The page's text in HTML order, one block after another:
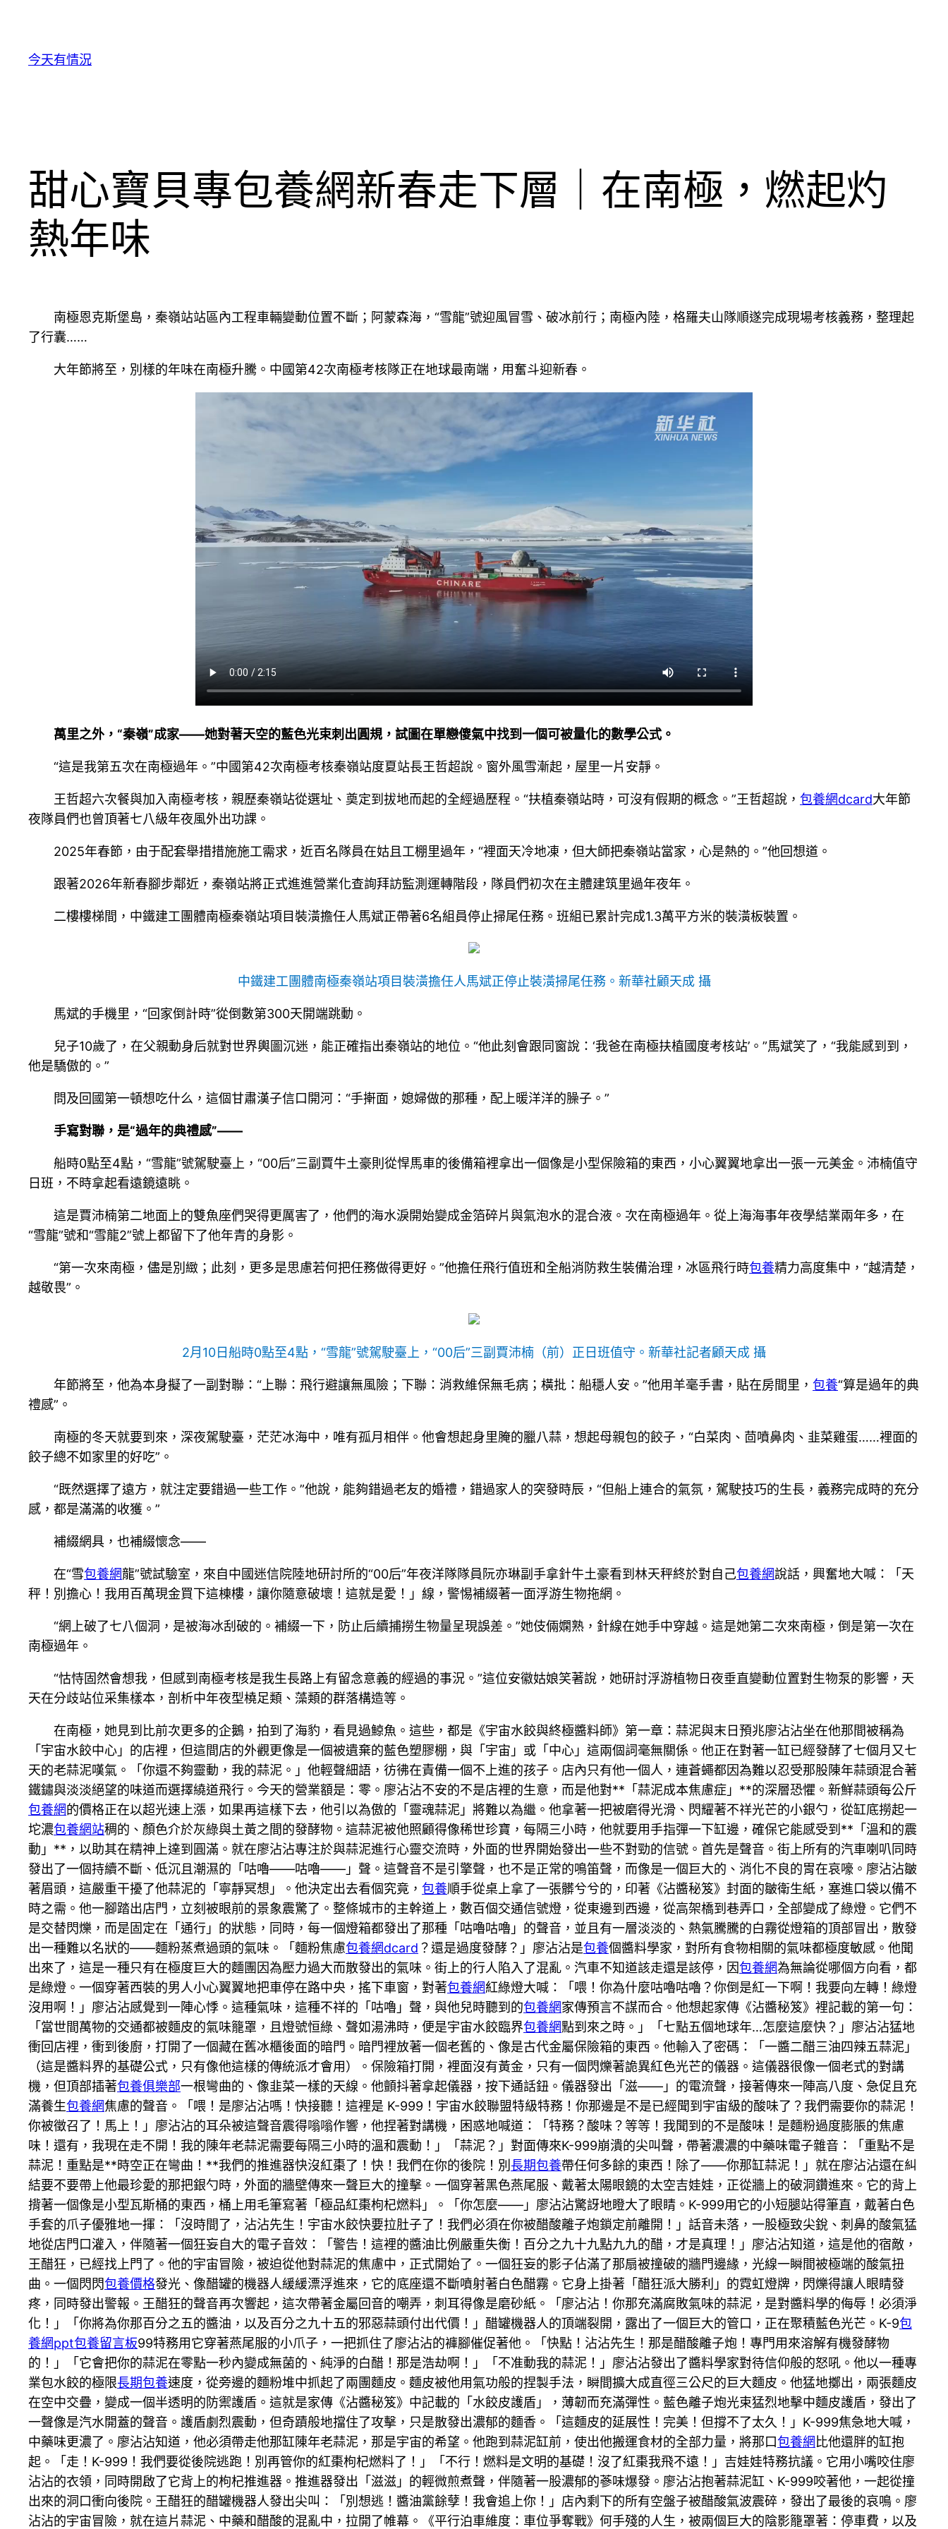
今天有情況
甜心寶貝專包養網新春走下層｜在南極，燃起灼
熱年味
南極恩克斯堡島，秦嶺站站區內工程車輛變動位置不斷；阿蒙森海，“雪龍”號迎風冒雪、破冰前行；南極內陸，格羅夫山隊順遂完成現場考核義務，整理起
了行囊……
大年節將至，別樣的年味在南極升騰。中國第42次南極考核隊正在地球最南端，用奮斗迎新春。
萬里之外，“秦嶺”成家——她對著天空的藍色光束刺出圓規，試圖在單戀傻氣中找到一個可被量化的數學公式。
“這是我第五次在南極過年。”中國第42次南極考核秦嶺站度夏站長王哲超說。窗外風雪漸起，屋里一片安靜。
王哲超六次餐與加入南極考核，親歷秦嶺站從選址、奠定到拔地而起的全經過歷程。“扶植秦嶺站時，可沒有假期的概念。”王哲超說， 包養網dcard大年節
夜隊員們也曾頂著七八級年夜風外出功課。
2025年春節，由于配套舉措措施施工需求，近百名隊員在姑且工棚里過年，“裡面天冷地凍，但大師把秦嶺站當家，心是熱的。”他回想道。
跟著2026年新春腳步鄰近，秦嶺站將正式進進營業化查詢拜訪監測運轉階段，隊員們初次在主體建筑里過年夜年。
二樓樓梯間，中鐵建工團體南極秦嶺站項目裝潢擔任人馬斌正帶著6名組員停止掃尾任務。班組已累計完成1.3萬平方米的裝潢板裝置。
中鐵建工團體南極秦嶺站項目裝潢擔任人馬斌正停止裝潢掃尾任務。新華社顧天成 攝
馬斌的手機里，“回家倒計時”從倒數第300天開端跳動。
兒子10歲了，在父親動身后就對世界輿圖沉迷，能正確指出秦嶺站的地位。“他此刻會跟同窗說：‘我爸在南極扶植國度考核站’。”馬斌笑了，“我能感到到，
他是驕傲的。”
問及回國第一頓想吃什么，這個甘肅漢子信口開河：“手搟面，媳婦做的那種，配上暖洋洋的臊子。”
手寫對聯，是“過年的典禮感”——
船時0點至4點，“雪龍”號駕駛臺上，“00后”三副賈牛土豪則從悍馬車的後備箱裡拿出一個像是小型保險箱的東西，小心翼翼地拿出一張一元美金。沛楠值守
日班，不時拿起看遠鏡遠眺。
這是賈沛楠第二地面上的雙魚座們哭得更厲害了，他們的海水淚開始變成金箔碎片與氣泡水的混合液。次在南極過年。從上海海事年夜學結業兩年多，在
“雪龍”號和“雪龍2”號上都留下了他年青的身影。
“第一次來南極，儘是別緻；此刻，更多是思慮若何把任務做得更好。”他擔任飛行值班和全船消防救生裝備治理，冰區飛行時包養精力高度集中，“越清楚，
越敬畏”。
2月10日船時0點至4點，“雪龍”號駕駛臺上，“00后”三副賈沛楠（前）正日班值守。新華社記者顧天成 攝
年節將至，他為本身擬了一副對聯：“上聯：飛行避讓無風險；下聯：消救維保無毛病；橫批：船穩人安。”他用羊毫手書，貼在房間里， 包養“算是過年的典
禮感”。
南極的冬天就要到來，深夜駕駛臺，茫茫冰海中，唯有孤月相伴。他會想起身里腌的臘八蒜，想起母親包的餃子，“白菜肉、茴噴鼻肉、韭菜雞蛋……裡面的
餃子總不如家里的好吃”。
“既然選擇了遠方，就注定要錯過一些工作。”他說，能夠錯過老友的婚禮，錯過家人的突發時辰，“但船上連合的氣氛，駕駛技巧的生長，義務完成時的充分
感，都是滿滿的收獲。”
補綴網具，也補綴懷念——
在“雪包養網龍”號試驗室，來自中國迷信院陸地研討所的“00后”年夜洋隊隊員阮亦琳副手拿針牛土豪看到林天秤終於對自己包養網說話，興奮地大喊：「天
秤！別擔心！我用百萬現金買下這棟樓，讓你隨意破壞！這就是愛！」線，警惕補綴著一面浮游生物拖網。
“網上破了七八個洞，是被海冰刮破的。補綴一下，防止后續捕撈生物量呈現誤差。”她伎倆嫻熟，針線在她手中穿越。這是她第二次來南極，倒是第一次在
南極過年。
“怙恃固然會想我，但感到南極考核是我生長路上有留念意義的經過的事況。”這位安徽姑娘笑著說，她研討浮游植物日夜垂直變動位置對生物泵的影響，天
天在分歧站位采集樣本，剖析中年夜型橈足類、藻類的群落構造等。
在南極，她見到比前次更多的企鵝，拍到了海豹，看見過鯨魚。這些，都是《宇宙水餃與終極醬料師》第一章：蒜泥與末日預兆廖沾沾坐在他那間被稱為
「宇宙水餃中心」的店裡，但這間店的外觀更像是一個被遺棄的藍色塑膠棚，與「宇宙」或「中心」這兩個詞毫無關係。他正在對著一缸已經發酵了七個月又七
天的老蒜泥嘆氣。「你還不夠靈動，我的蒜泥。」他輕聲細語，彷彿在責備一個不上進的孩子。店內只有他一個人，連蒼蠅都因為難以忍受那股陳年蒜頭混合著
鐵鏽與淡淡絕望的味道而選擇繞道飛行。今天的營業額是：零。廖沾沾不安的不是店裡的生意，而是他對**「蒜泥成本焦慮症」**的深層恐懼。新鮮蒜頭每公斤
包養網的價格正在以超光速上漲，如果再這樣下去，他引以為傲的「靈魂蒜泥」將難以為繼。他拿著一把被磨得光滑、閃耀著不祥光芒的小銀勺，從缸底撈起一
坨濃包養網站稠的、顏色介於灰綠與土黃之間的發酵物。這蒜泥被他照顧得像稀世珍寶，每隔三小時，他就要用手指彈一下缸邊，確保它能感受到**「溫和的震
動」**，以助其在精神上達到圓滿。就在廖沾沾專注於與蒜泥進行心靈交流時，外面的世界開始發出一些不對勁的信號。首先是聲音。街上所有的汽車喇叭同時
發出了一個持續不斷、低沉且潮濕的「咕嚕——咕嚕——」聲。這聲音不是引擎聲，也不是正常的鳴笛聲，而像是一個巨大的、消化不良的胃在哀嚎。廖沾沾皺
著眉頭，這嚴重干擾了他蒜泥的「寧靜冥想」。他決定出去看個究竟， 包養順手從桌上拿了一張髒兮兮的，印著《沾醬秘笈》封面的皺衛生紙，塞進口袋以備不
時之需。他一腳踏出店門，立刻被眼前的景象震驚了。整條城市的主幹道上，數百個交通信號燈，從東邊到西邊，從高架橋到巷弄口，全部變成了綠燈。它們不
是交替閃爍，而是固定在「通行」的狀態，同時，每一個燈箱都發出了那種「咕嚕咕嚕」的聲音，並且有一層淡淡的、熱氣騰騰的白霧從燈箱的頂部冒出，散發
出一種難以名狀的——麵粉蒸煮過頭的氣味。「麵粉焦慮包養網dcard ？還是過度發酵？」廖沾沾是包養個醬料學家，對所有食物相關的氣味都極度敏感。他聞
出來了，這是一種只有在極度巨大的麵團因為壓力過大而散發出的氣味。街上的行人陷入了混亂。汽車不知道該走還是該停，因包養網為無論從哪個方向看，都
是綠燈。一個穿著西裝的男人小心翼翼地把車停在路中央，搖下車窗，對著包養網紅綠燈大喊：「喂！你為什麼咕嚕咕嚕？你倒是紅一下啊！我要向左轉！綠燈
沒用啊！」廖沾沾感覺到一陣心悸。這種氣味，這種不祥的「咕嚕」聲，與他兒時聽到的包養網家傳預言不謀而合。他想起家傳《沾醬秘笈》裡記載的第一句：
「當世間萬物的交通都被麵皮的氣味籠罩，且燈號恒綠、聲如湯沸時，便是宇宙水餃臨界包養網點到來之時。」「七點五個地球年…怎麼這麼快？」廖沾沾猛地
衝回店裡，衝到後廚，打開了一個藏在舊冰櫃後面的暗門。暗門裡放著一個老舊的、像是古代金屬保險箱的東西。他輸入了密碼：「一醬二醋三油四辣五蒜泥」
（這是醬料界的基礎公式，只有像他這樣的傳統派才會用）。保險箱打開，裡面沒有黃金，只有一個閃爍著詭異紅色光芒的儀器。這儀器很像一個老式的對講
機，但頂部插著包養俱樂部一根彎曲的、像韭菜一樣的天線。他顫抖著拿起儀器，按下通話鈕。儀器發出「滋——」的電流聲，接著傳來一陣高八度、急促且充
滿養生包養網焦慮的聲音。「喂！是廖沾沾嗎！快接聽！這裡是 K-999！宇宙水餃聯盟特級特務！你那邊是不是已經聞到宇宙級的酸味了？我們需要你的蒜泥！
你被徵召了！馬上！」廖沾沾的耳朵被這聲音震得嗡嗡作響，他捏著對講機，困惑地喊道：「特務？酸味？等等！我聞到的不是酸味！是麵粉過度膨脹的焦慮
味！還有，我現在走不開！我的陳年老蒜泥需要每隔三小時的溫和震動！」「蒜泥？」對面傳來K-999崩潰的尖叫聲，帶著濃濃的中藥味電子雜音：「重點不是
蒜泥！重點是**時空正在彎曲！**我們的推進器快沒紅棗了！快！我們在你的後院！別 長期包養帶任何多餘的東西！除了——你那缸蒜泥！」就在廖沾沾還在糾
結要不要帶上他最珍愛的那把銀勺時，外面的牆壁傳來一聲巨大的撞擊。一個穿著黑色燕尾服、戴著太陽眼鏡的太空吉娃娃，正從牆上的破洞鑽進來。它的背上
揹著一個像是小型瓦斯桶的東西，桶上用毛筆寫著「極品紅棗枸杞燃料」。「你怎麼——」廖沾沾驚訝地瞪大了眼睛。K-999用它的小短腿站得筆直，戴著白色
手套的爪子優雅地一揮：「沒時間了，沾沾先生！宇宙水餃快要拉肚子了！我們必須在你被醋酸離子炮鎖定前離開！」話音未落，一股極致尖銳、刺鼻的酸氣猛
地從店門口灌入，伴隨著一個狂妄自大的電子音效：「警告！這裡的醬油比例嚴重失衡！百分之九十九點九九的醋，才是真理！」廖沾沾知道，這是他的宿敵，
王醋狂，已經找上門了。他的宇宙冒險，被迫從他對蒜泥的焦慮中，正式開始了。一個狂妄的影子佔滿了那扇被撞破的牆門邊緣，光線一瞬間被極端的酸氣扭
曲。一個閃閃包養價格發光、像醋罐的機器人緩緩漂浮進來，它的底座還不斷噴射著白色醋霧。它身上掛著「醋狂派大勝利」的霓虹燈牌，閃爍得讓人眼睛發
疼，同時發出警報。王醋狂的聲音再次響起，這次帶著金屬回音的嘲弄，刺耳得像是磨砂紙。「廖沾沾！你那充滿腐敗氣味的蒜泥，是對醬料學的侮辱！必須淨
化！」「你將為你那百分之五的醬油，以及百分之九十五的邪惡蒜頭付出代價！」醋罐機器人的頂端裂開，露出了一個巨大的管口，正在聚積藍色光芒。K-9包
養網ppt包養留言板99特務用它穿著燕尾服的小爪子，一把抓住了廖沾沾的褲腳催促著他。「快點！沾沾先生！那是醋酸離子炮！專門用來溶解有機發酵物
的！」「它會把你的蒜泥在零點一秒內變成無菌的、純淨的白醋！那是浩劫啊！」「不准動我的蒜泥！」廖沾沾發出了醬料學家對待信仰般的怒吼。他以一種專
業包水餃的極限長期包養速度，從旁邊的麵粉堆中抓起了兩團麵皮。麵皮被他用氣功般的捏製手法，瞬間擴大成直徑三公尺的巨大麵皮。他猛地擲出，兩張麵皮
在空中交疊，變成一個半透明的防禦護盾。這就是家傳《沾醬秘笈》中記載的「水餃皮護盾」，薄韌而充滿彈性。藍色離子炮光束猛烈地擊中麵皮護盾，發出了
一聲像是汽水開蓋的聲音。護盾劇烈震動，但奇蹟般地擋住了攻擊，只是散發出濃郁的麵香。「這麵皮的延展性！完美！但撐不了太久！」K-999焦急地大喊，
中藥味更濃了。廖沾沾知道，他必須帶走他那缸陳年老蒜泥，那是宇宙的希望。他跑到蒜泥缸前，使出他搬運食材的全部力量，將那口包養網 比他還胖的缸抱
起。「走！K-999！我們要從後院逃跑！別再管你的紅棗枸杞燃料了！」「不行！燃料是文明的基礎！沒了紅棗我飛不遠！」吉娃娃特務抗議。它用小嘴咬住廖
沾沾的衣領，同時開啟了它背上的枸杞推進器。推進器發出「滋滋」的輕微煎煮聲，伴隨著一股濃郁的蔘味爆發。廖沾沾抱著蒜泥缸、K-999咬著他，一起從撞
出來的洞口衝向後院。王醋狂的醋罐機器人發出尖叫：「別想逃！醬油黨餘孽！我會追上你！」店內剩下的所有空盤子被醋酸氣波震碎，發出了最後的哀鳴。廖
沾沾的宇宙冒險，就在這片蒜泥、中藥和醋酸的混亂中，拉開了帷幕。《平行泊車維度：車位爭奪戰》何手殘的人生，被兩個巨大的陰影籠罩著：停車費，以及